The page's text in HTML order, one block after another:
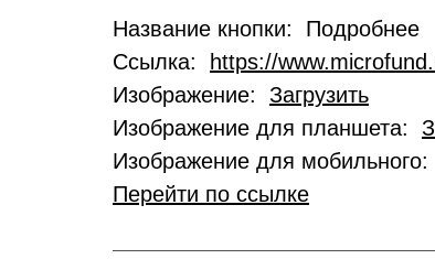
Название кнопки: Подробнее
Ссылка:
https://
Изображение: Загрузить
Изображение для планшета:
Изображение для мобильного:
Перейти по ссылке